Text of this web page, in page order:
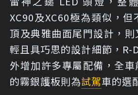
XC90及XC60極為類似，
頂及典雅曲面尾門設計，
輕且具巧思的設計細節，R-
外增加許多專屬配備，全
的霧銀護板則為試駕車的選